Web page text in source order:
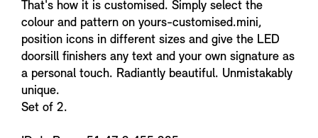
That's how it is customised. Simply select the
colour and pattern on yours-customised.mini,
position icons in different sizes and give the LED
doorsill finishers any text and your own signature as
a personal touch. Radiantly beautiful. Unmistakably
unique.
Set of 2.